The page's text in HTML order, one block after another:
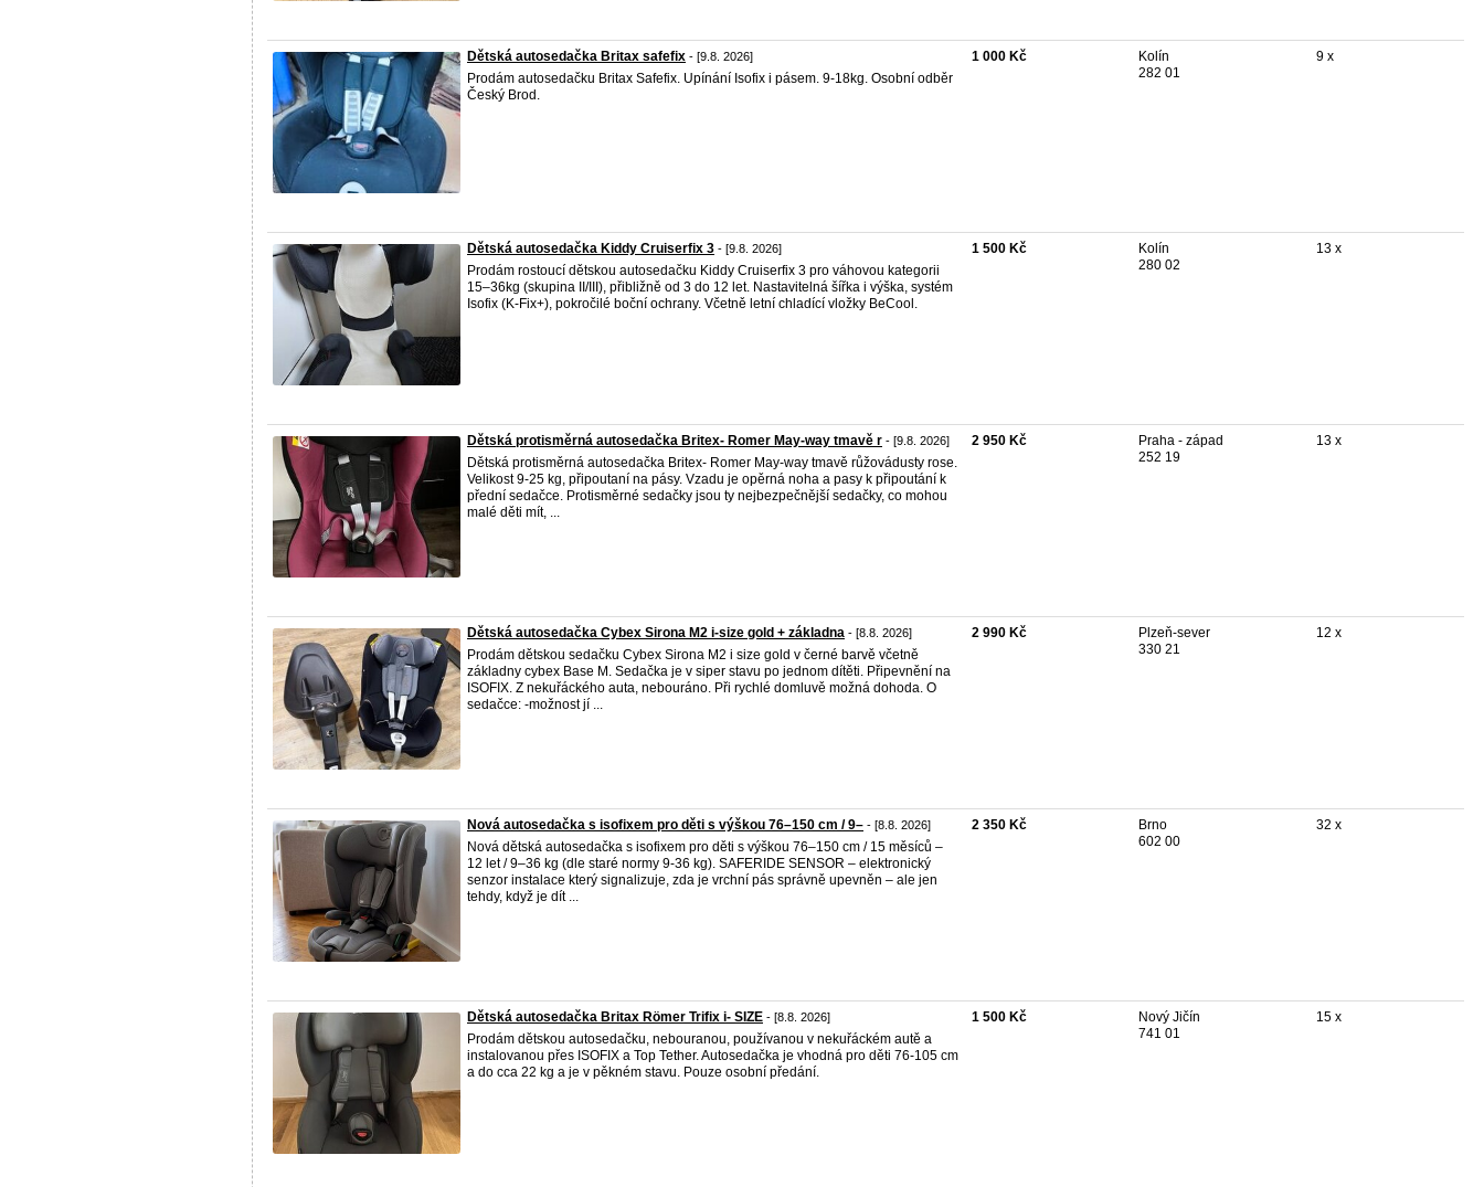
Dětská autosedačka Britax safefix - [9.8. 2026]
Prodám autosedačku Britax Safefix. Upínání Isofix i pásem. 9-18kg. Osobní odběr
Český Brod.
1 000 Kč
Kolín
282 01
9 x
Dětská autosedačka Kiddy Cruiserfix 3 - [9.8. 2026]
Prodám rostoucí dětskou autosedačku Kiddy Cruiserfix 3 pro váhovou kategorii
15–36kg (skupina II/III), přibližně od 3 do 12 let. Nastavitelná šířka i výška, systém
Isofix (K-Fix+), pokročilé boční ochrany. Včetně letní chladící vložky BeCool.
1 500 Kč
Kolín
280 02
13 x
Dětská protisměrná autosedačka Britex- Romer May-way tmavě r - [9.8. 2026]
Dětská protisměrná autosedačka Britex- Romer May-way tmavě růžovádusty rose.
Velikost 9-25 kg, připoutaní na pásy. Vzadu je opěrná noha a pasy k připoutání k
přední sedačce. Protisměrné sedačky jsou ty nejbezpečnější sedačky, co mohou
malé děti mít, ...
2 950 Kč
Praha - západ
252 19
13 x
Dětská autosedačka Cybex Sirona M2 i-size gold + základna - [8.8. 2026]
Prodám dětskou sedačku Cybex Sirona M2 i size gold v černé barvě včetně
základny cybex Base M. Sedačka je v siper stavu po jednom dítěti. Připevnění na
ISOFIX. Z nekuřáckého auta, nebouráno. Při rychlé domluvě možná dohoda. O
sedačce: -možnost jí ...
2 990 Kč
Plzeň-sever
330 21
12 x
Nová autosedačka s isofixem pro děti s výškou 76–150 cm / 9– - [8.8. 2026]
Nová dětská autosedačka s isofixem pro děti s výškou 76–150 cm / 15 měsíců –
12 let / 9–36 kg (dle staré normy 9-36 kg). SAFERIDE SENSOR – elektronický
senzor instalace který signalizuje, zda je vrchní pás správně upevněn – ale jen
tehdy, když je dít ...
2 350 Kč
Brno
602 00
32 x
Dětská autosedačka Britax Römer Trifix i- SIZE - [8.8. 2026]
Prodám dětskou autosedačku, nebouranou, používanou v nekuřáckém autě a
instalovanou přes ISOFIX a Top Tether. Autosedačka je vhodná pro děti 76-105 cm
a do cca 22 kg a je v pěkném stavu. Pouze osobní předání.
1 500 Kč
Nový Jičín
741 01
15 x